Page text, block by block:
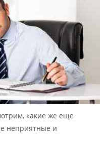
какие же еще
неприятные и